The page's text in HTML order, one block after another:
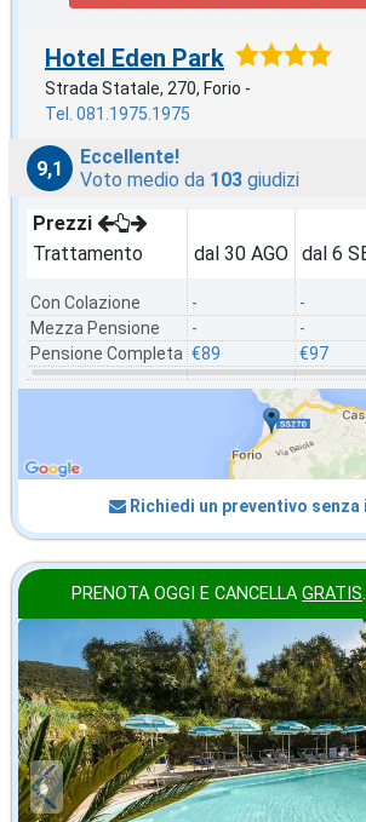
Hotel Eden Park
Strada Statale, 270, Forio -
Tel. 081.1975.1975
9,1
Eccellente!
Voto medio da 103 giudizi
Prezzi
Trattamento
Con Colazione
Mezza Pensione
Pensione Completa
dal 30 AGO
-
-
€89
dal 6
-
-
€97
Richiedi un preventivo senza
PRENOTA OGGI E CANCELLA GRATIS.
settembre
in offerta da
€57,00
a notte